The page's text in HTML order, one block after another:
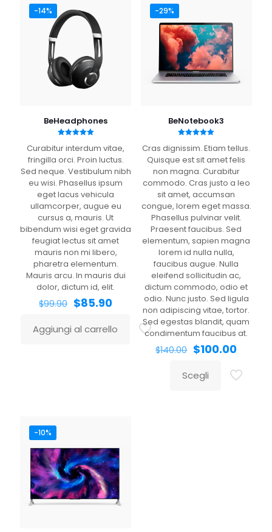
obbligatori sono contrassegnati
La tua valutazione *
1 stella su 5 2 stelle su
5
4 stelle su
5
5 stelle su
5
Nome*
Email*
Salva il mio nome, email e sito web in questo browser
per la prossima volta che commento.
-14%
BeHeadphones
5.00
Curabitur interdum vitae,
fringilla orci. Proin luctus.
Sed neque. Vestibulum nibh
eu wisi. Phasellus ipsum
eget lacus vehicula
ullamcorper, augue eu
cursus a, mauris. Ut
bibendum wisi eget gravida
feugiat lectus sit amet
mauris non mi libero,
pharetra elementum.
Mauris arcu. In mauris dui
dolor, dictum id, elit.
$99.90 $85.90
Aggiungi al carrello
-29%
BeNotebook3
5.00
Cras dignissim. Etiam tellus.
Quisque est sit amet felis
non magna. Curabitur
commodo. Cras justo a leo
sit amet, accumsan
congue, lorem eget massa.
Phasellus pulvinar velit.
Praesent faucibus. Sed
elementum, sapien magna
lorem id nulla nulla,
faucibus augue. Nulla
eleifend sollicitudin ac,
dictum commodo, odio et
odio. Nunc justo. Sed ligula
non adipiscing vitae, tortor.
Sed egestas blandit, quam
condimentum faucibus at.
$140.00 $100.00
Scegli
-10%